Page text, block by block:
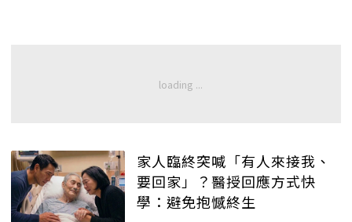
家人臨終突喊「有人來接我、
要回家」？醫授回應方式快
學：避免抱憾終生